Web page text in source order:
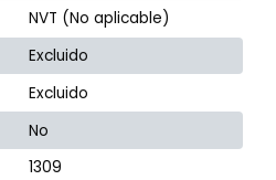
NVT (No aplicable)
Excluido
Excluido
No
1309